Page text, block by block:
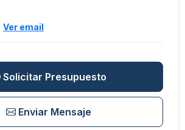
Ver email
Solicitar Presupuesto
Enviar Mensaje